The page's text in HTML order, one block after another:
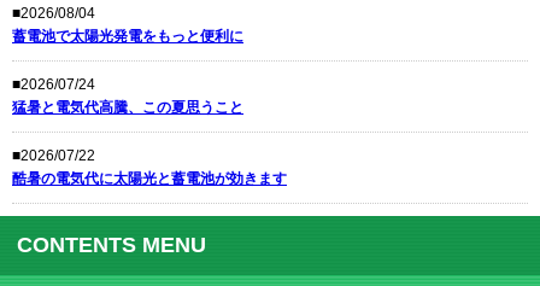
■2026/08/04
蓄電池で太陽光発電をもっと便利に
■2026/07/24
猛暑と電気代高騰、この夏思うこと
■2026/07/22
酷暑の電気代に太陽光と蓄電池が効きます
CONTENTS MENU